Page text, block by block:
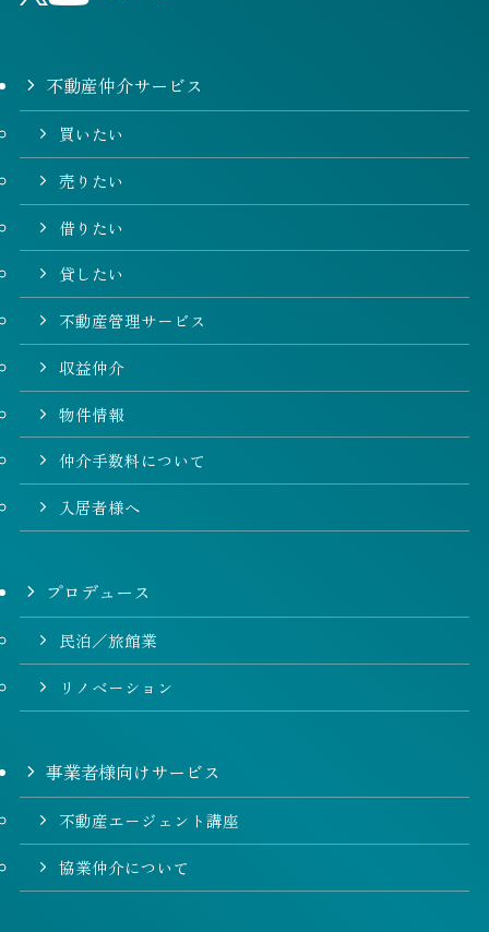
不動産仲介サービス
買いたい
売りたい
借りたい
貸したい
不動産管理サービス
収益仲介
物件情報
仲介手数料について
入居者様へ
プロデュース
民泊／旅館業
リノベーション
事業者様向けサービス
不動産エージェント講座
協業仲介について